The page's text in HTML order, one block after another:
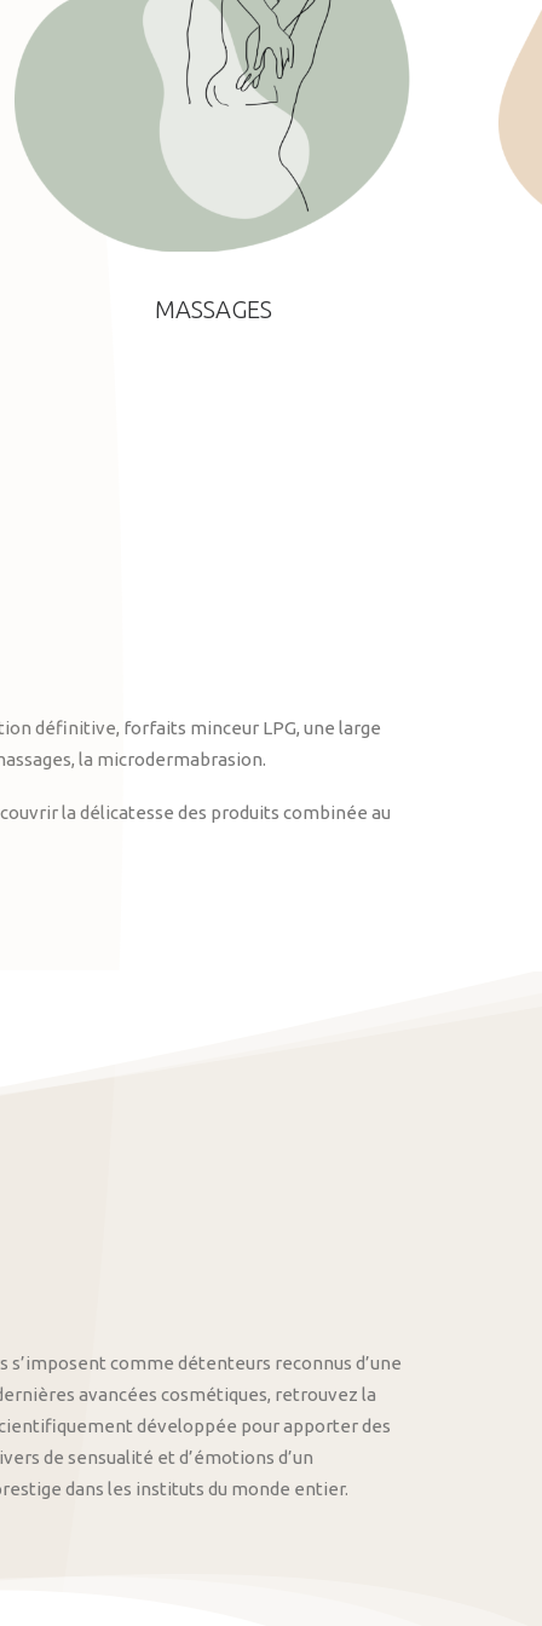
MASSAGES
définitive, forfaits minceur LPG, une large
la microdermabrasion.
la délicatesse des produits combinée au
s’imposent comme détenteurs reconnus d’une
avancées cosmétiques, retrouvez la
développée pour apporter des
de sensualité et d’émotions d’un
dans les instituts du monde entier.